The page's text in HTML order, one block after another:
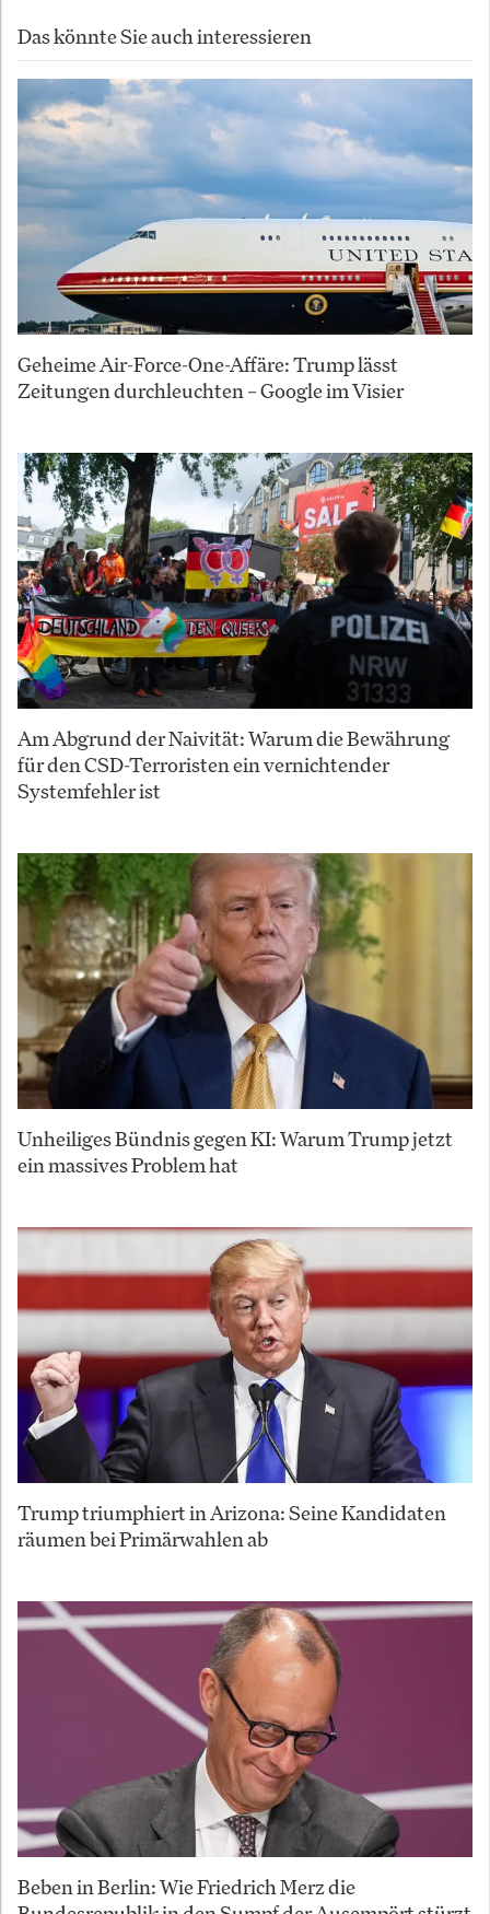
Das könnte Sie auch interessieren
Geheime Air-Force-One-Affäre: Trump lässt
Zeitungen durchleuchten – Google im Visier
Am Abgrund der Naivität: Warum die Bewährung
für den CSD-Terroristen ein vernichtender
Systemfehler ist
Unheiliges Bündnis gegen KI: Warum Trump jetzt
ein massives Problem hat
Trump triumphiert in Arizona: Seine Kandidaten
räumen bei Primärwahlen ab
Beben in Berlin: Wie Friedrich Merz die